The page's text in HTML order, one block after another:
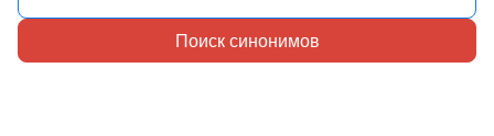
Поиск синонимов